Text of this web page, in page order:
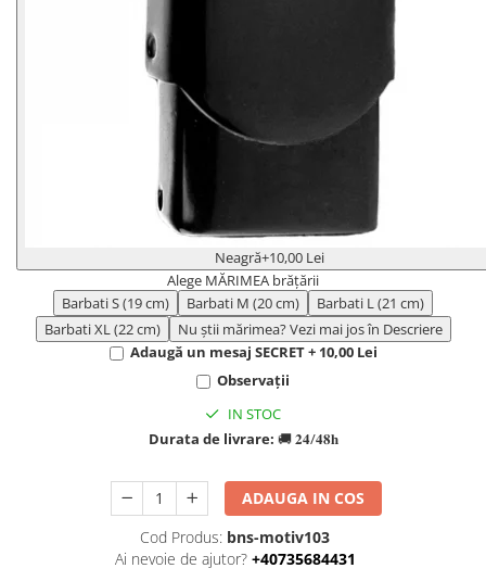
Neagră+10,00 Lei
Alege MĂRIMEA brățării
Barbati S (19 cm)
Barbati M (20 cm)
Barbati L (21 cm)
Barbati XL (22 cm)
Nu știi mărimea? Vezi mai jos în Descriere
Adaugă un mesaj SECRET + 10,00 Lei
Observații
IN STOC
Durata de livrare: 🚚 𝟐𝟒/𝟒𝟖𝐡
ADAUGA IN COS
Cod Produs: bns-motiv103
Ai nevoie de ajutor? +40735684431